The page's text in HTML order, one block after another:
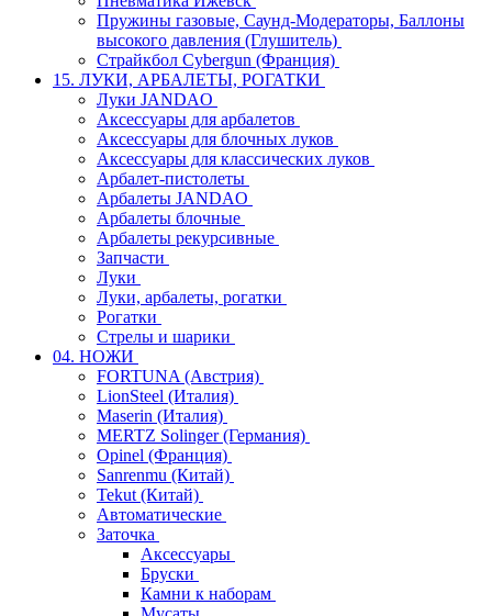
Пружины газовые, Саунд-Модераторы, Баллоны
высокого давления (Глушитель)
Страйкбол Cybergun (Франция)
15. ЛУКИ, АРБАЛЕТЫ, РОГАТКИ
Луки JANDAO
Аксессуары для арбалетов
Аксессуары для блочных луков
Аксессуары для классических луков
Арбалет-пистолеты
Арбалеты JANDAO
Арбалеты блочные
Арбалеты рекурсивные
Запчасти
Луки
Луки, арбалеты, рогатки
Рогатки
Стрелы и шарики
04. НОЖИ
FORTUNA (Австрия)
LionSteel (Италия)
Maserin (Италия)
MERTZ Solinger (Германия)
Opinel (Франция)
Sanrenmu (Китай)
Tekut (Китай)
Автоматические
Заточка
Аксессуары
Бруски
Камни к наборам